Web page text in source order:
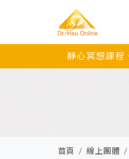
靜心冥想課程
首頁 線上團體